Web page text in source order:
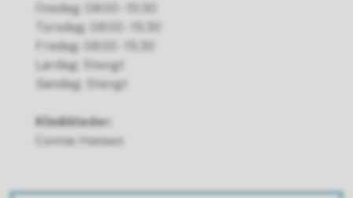
Onsdag: 08:00 - 15:30
Torsdag: 08:00 - 15:30
Fredag: 08:00 - 15:30
Lørdag: Stengt
Søndag: Stengt
Klinikkleder:
Connie Hansen